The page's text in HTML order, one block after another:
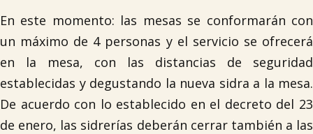
En este momento: las mesas se conformarán con
un máximo de 4 personas y el servicio se ofrecerá
en la mesa, con las distancias de seguridad
establecidas y degustando la nueva sidra a la mesa.
De acuerdo con lo establecido en el decreto del 23
de enero, las sidrerías deberán cerrar también a las